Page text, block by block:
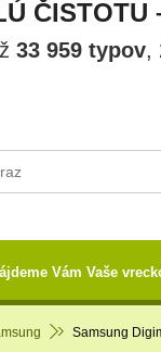
ČISTOTU
33 959 typov,
Samsung
Vám Vaše